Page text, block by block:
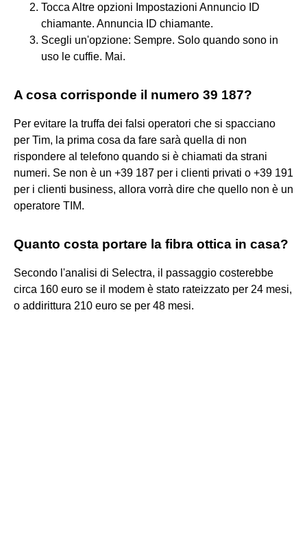
Tocca Altre opzioni Impostazioni Annuncio ID
chiamante. Annuncia ID chiamante.
Scegli un'opzione: Sempre. Solo quando sono in
uso le cuffie. Mai.
A cosa corrisponde il numero 39 187?
Per evitare la truffa dei falsi operatori che si spacciano
per Tim, la prima cosa da fare sarà quella di non
rispondere al telefono quando si è chiamati da strani
numeri. Se non è un +39 187 per i clienti privati o +39 191
per i clienti business, allora vorrà dire che quello non è un
operatore TIM.
Quanto costa portare la fibra ottica in casa?
Secondo l'analisi di Selectra, il passaggio costerebbe
circa 160 euro se il modem è stato rateizzato per 24 mesi,
o addirittura 210 euro se per 48 mesi.